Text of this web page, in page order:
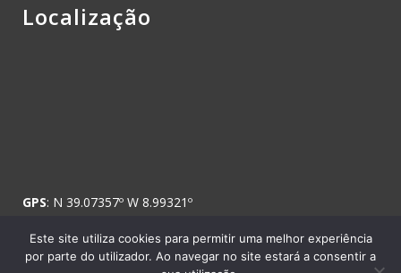
Localização
GPS: N 39.07357º W 8.99321º
Este site utiliza cookies para permitir uma melhor experiência
por parte do utilizador. Ao navegar no site estará a consentir a